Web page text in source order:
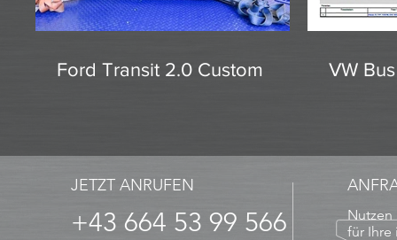
Ford Transit 2.0 Custom VW
JETZT ANRUFEN
+43 664 53 99 566
Nutzen
für